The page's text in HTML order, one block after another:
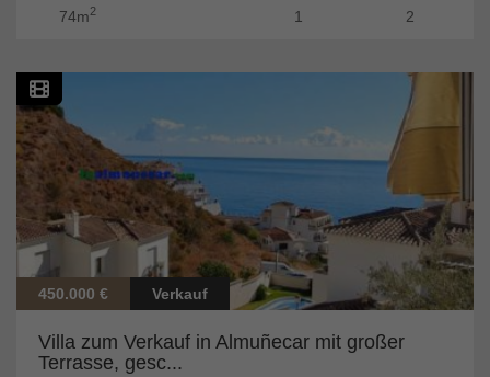
74m2 2
1
450.000 € Verkauf
Villa zum Verkauf in Almuñecar mit großer
Terrasse, gesc...